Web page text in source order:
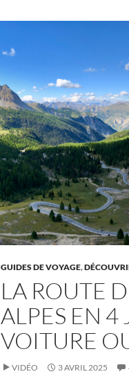
GUIDES DE VOYAGE,
LA ROUTE
ALPES EN 4
VOITURE
VIDÉO 3 AVRIL 2025